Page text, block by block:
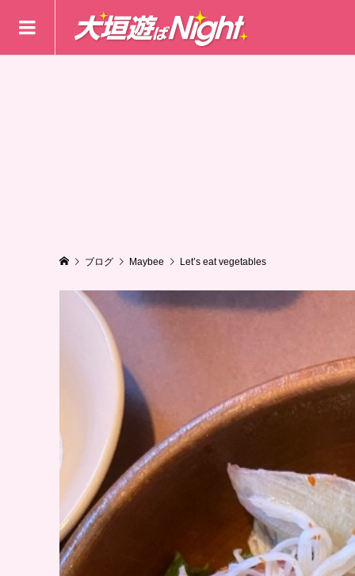
ブログ Maybee Let’s eat vegetables